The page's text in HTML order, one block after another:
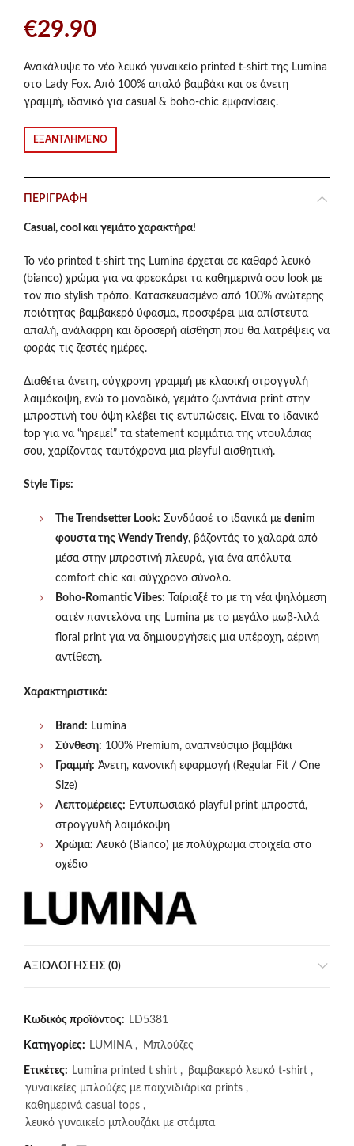
€29.90
Ανακάλυψε το νέο λευκό γυναικείο printed t-shirt της Lumina
στο Lady Fox. Από 100% απαλό βαμβάκι και σε άνετη
γραμμή, ιδανικό για casual & boho-chic εμφανίσεις.
ΕΞΑΝΤΛΗΜΈΝΟ
ΠΕΡΙΓΡΑΦΉ
Casual, cool και γεμάτο χαρακτήρα!
Το νέο printed t-shirt της Lumina έρχεται σε καθαρό λευκό
(bianco) χρώμα για να φρεσκάρει τα καθημερινά σου look με
τον πιο stylish τρόπο. Κατασκευασμένο από 100% ανώτερης
ποιότητας βαμβακερό ύφασμα, προσφέρει μια απίστευτα
απαλή, ανάλαφρη και δροσερή αίσθηση που θα λατρέψεις να
φοράς τις ζεστές ημέρες.
Διαθέτει άνετη, σύγχρονη γραμμή με κλασική στρογγυλή
λαιμόκοψη, ενώ το μοναδικό, γεμάτο ζωντάνια print στην
μπροστινή του όψη κλέβει τις εντυπώσεις. Είναι το ιδανικό
top για να “ηρεμεί” τα statement κομμάτια της ντουλάπας
σου, χαρίζοντας ταυτόχρονα μια playful αισθητική.
Style Tips:
The Trendsetter Look: Συνδύασέ το ιδανικά με denim
φουστα της Wendy Trendy, βάζοντάς το χαλαρά από
μέσα στην μπροστινή πλευρά, για ένα απόλυτα
comfort chic και σύγχρονο σύνολο.
Boho-Romantic Vibes: Ταίριαξέ το με τη νέα ψηλόμεση
σατέν παντελόνα της Lumina με το μεγάλο μωβ-λιλά
floral print για να δημιουργήσεις μια υπέροχη, αέρινη
αντίθεση.
Χαρακτηριστικά:
Brand: Lumina
Σύνθεση: 100% Premium, αναπνεύσιμο βαμβάκι
Γραμμή: Άνετη, κανονική εφαρμογή (Regular Fit / One
Size)
Λεπτομέρειες: Εντυπωσιακό playful print μπροστά,
στρογγυλή λαιμόκοψη
Χρώμα: Λευκό (Bianco) με πολύχρωμα στοιχεία στο
σχέδιο
ΑΞΙΟΛΟΓΉΣΕΙΣ (0)
Κωδικός προϊόντος: LD5381
Κατηγορίες: LUMINA , Μπλούζες
Ετικέτες: Lumina printed t shirt , βαμβακερό λευκό t-shirt ,
γυναικείες μπλούζες με παιχνιδιάρικα prints ,
καθημερινά casual tops ,
λευκό γυναικείο μπλουζάκι με στάμπα